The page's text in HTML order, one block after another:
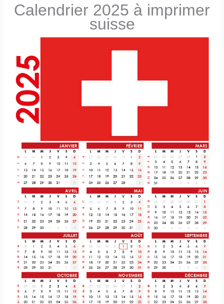
Calendrier 2025 à imprimer
suisse